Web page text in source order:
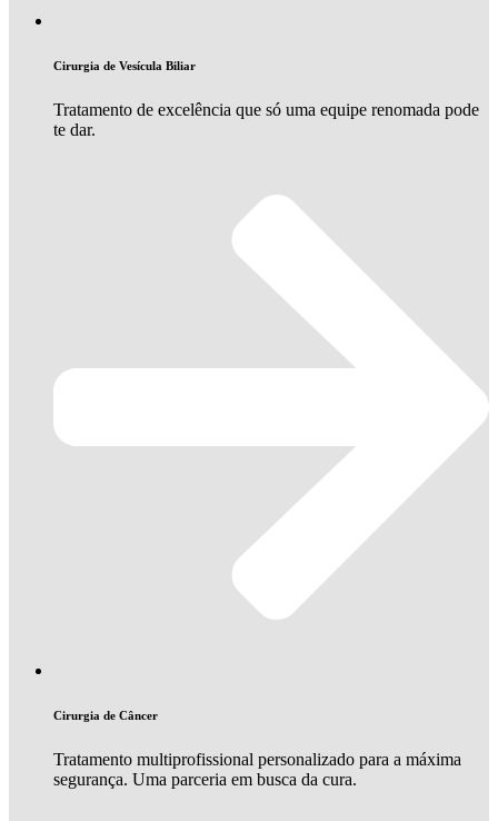
Cirurgia de Vesícula Biliar
Tratamento de excelência que só uma equipe renomada pode
te dar.
Cirurgia de Câncer
Tratamento multiprofissional personalizado para a máxima
segurança. Uma parceria em busca da cura.